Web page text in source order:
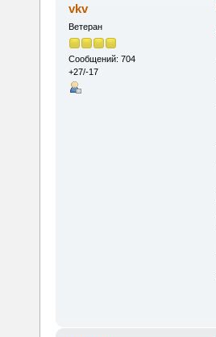
vkv
Ветеран
Сообщений: 704
+27/-17